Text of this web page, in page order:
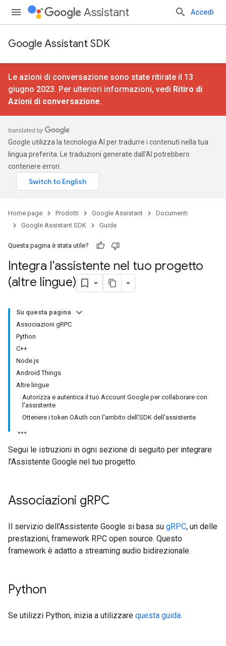
Assistant Accedi
Google Assistant SDK
Le azioni di conversazione sono state ritirate il 13
giugno 2023. Per ulteriori informazioni, vedi Ritiro di
Azioni di conversazione.
Google utilizza la tecnologia AI per tradurre i contenuti nella tua
lingua preferita. Le traduzioni generate dall'AI potrebbero
contenere errori.
Home page Prodotti Google Assistant
Documenti
Google Assistant SDK
Guide
Questa pagina è stata utile?
Integra l'assistente nel tuo progetto
(altre lingue)
Su questa pagina
Associazioni gRPC
Python
C++
Node.js
Android Things
Altre lingue
Autorizza e autentica il tuo Account Google per collaborare con
l'assistente
Ottenere i token OAuth con l'ambito dell'SDK dell'assistente
Segui le istruzioni in ogni sezione di seguito per integrare
l'Assistente Google nel tuo progetto.
Associazioni gRPC
Il servizio dell'Assistente Google si basa su gRPC, un delle
prestazioni, framework RPC open source. Questo
framework è adatto a streaming audio bidirezionale.
Python
Se utilizzi Python, inizia a utilizzare questa guida.